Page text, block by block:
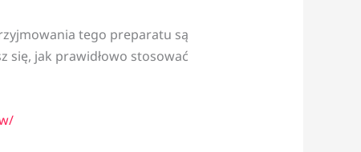
tego preparatu są
się, jak prawidłowo stosować